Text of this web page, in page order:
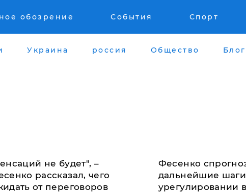
обозрение События Спорт
Украина россия Общество
не будет", –
рассказал, чего
от переговоров
Фесенко
дальнейшие
урегулировании